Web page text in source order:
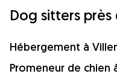
Dog sitters
Hébergement à
Promeneur de chien